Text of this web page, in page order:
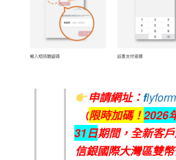
申請網址：f
（限時加碼！2026
31日期間，全新客
信銀國際大灣區雙